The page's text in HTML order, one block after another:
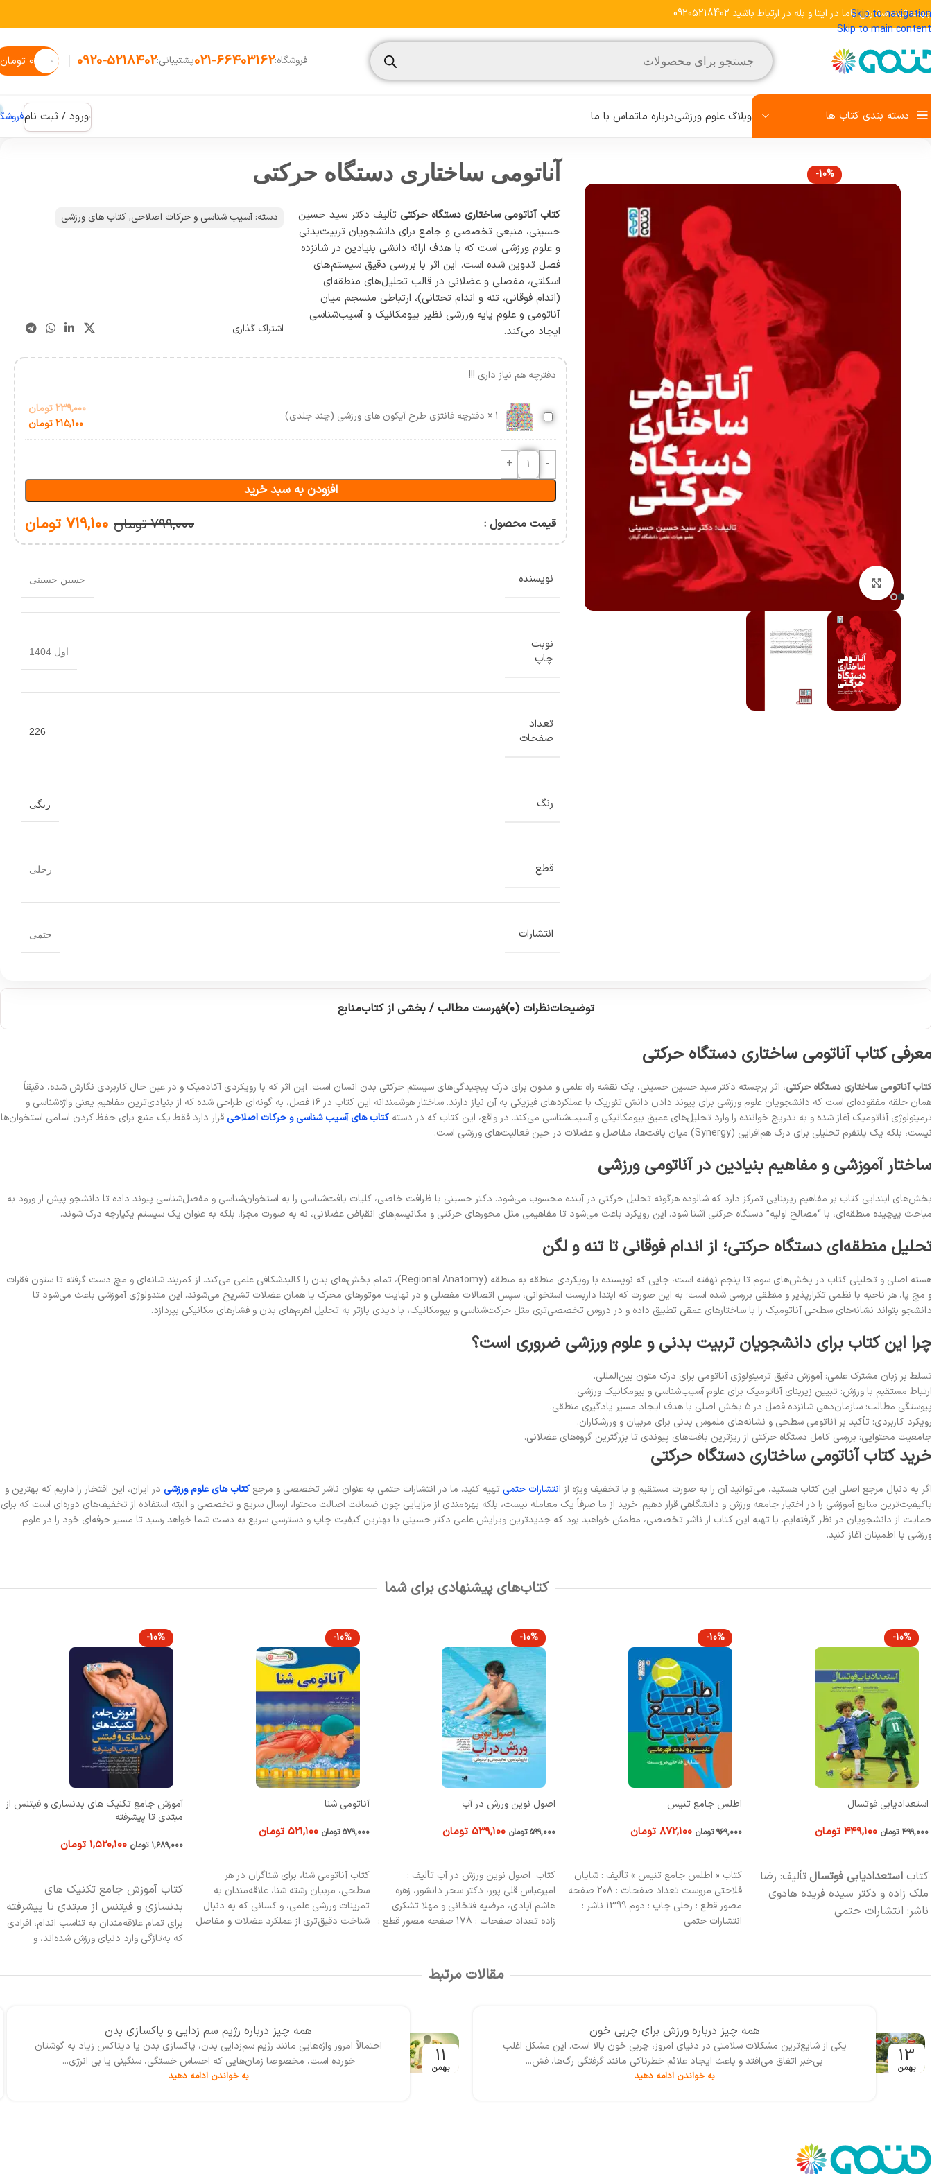
Skip to navigation
Skip to main content
جهت ثبت سفارش باما در ایتا و بله در ارتباط باشید 09205218402
فروشگاه:021-66403162پشتیبانی:0920-5218402 ۰ تومان
دسته بندی کتاب ها
مشاهده تمامی کتاب‌ها
روانشناسی ورزشی
روش تحقیق
زبان تخصصی
آمادگی جسمانی
کنکور تربیت بدنی
آمار سنجش و اندازه گیری
آناتومی و فیزیولوژِی انسان
نسیم
تغذیه ورزشی
مدیریت ورزشی
آسیب شناسی و حرکات اصلاحی
ورزشی
وبلاگ علوم ورزشیدرباره ماتماس با ما ورود / ثبت نام
-10%
برای بزرگنمایی کلیک کنید
آناتومی ساختاری دستگاه حرکتی
کتاب آناتومی ساختاری دستگاه حرکتیتألیف دکتر سید حسین
حسینی، منبعی تخصصی و جامع برای دانشجویان تربیت‌بدنی
و علوم ورزشی است که با هدف ارائه دانشی بنیادین در شانزده
فصل تدوین شده است. این اثر با بررسی دقیق سیستم‌های
اسکلتی، مفصلی و عضلانی در قالب تحلیل‌های منطقه‌ای
(اندام فوقانی، تنه و اندام تحتانی)، ارتباطی منسجم میان
آناتومی و علوم پایه ورزشی نظیر بیومکانیک و آسیب‌شناسی
ایجاد می‌کند.
دسته: آسیب شناسی و حرکات اصلاحی, کتاب های ورزشی
اشتراک گذاری
دفترچه هم نیاز داری !!!
دفترچه
فانتزی
طرح
آیکون
های
جلدی)
1
× دفترچه فانتزی طرح آیکون های ورزشی (چند جلدی)
۲۳۹,۰۰۰تومان
۲۱۵,۱۰۰ تومان
افزودن به سبد خرید
قیمت محصول : ۷۹۹,۰۰۰ تومان ۷۱۹,۱۰۰ تومان
نویسنده حسین حسینی
نوبت
چاپ
اول 1404
تعداد
صفحات
226
رنگ رنگی
قطع رحلی
انتشارات حتمی
توضیحاتنظرات (0) فهرست مطالب / بخشی از کتابمنابع
معرفی کتاب آناتومی ساختاری دستگاه حرکتی
کتاب آناتومی ساختاری دستگاه حرکتی، اثر برجسته دکتر سید حسین حسینی، یک نقشه راه علمی و مدون برای درک پیچیدگی‌های سیستم حرکتی بدن انسان است. این اثر که با رویکردی آکادمیک و در عین حال کاربردی نگارش شده، دقیقاً
همان حلقه‌ مفقوده‌ای است که دانشجویان علوم ورزشی برای پیوند دادن دانش تئوریک با عملکردهای فیزیکی به آن نیاز دارند. ساختار هوشمندانه این کتاب در ۱۶ فصل، به گونه‌ای طراحی شده که از بنیادی‌ترین مفاهیم یعنی واژه‌شناسی و
ترمینولوژی آناتومیک آغاز شده و به تدریج خواننده را وارد تحلیل‌های عمیق بیومکانیکی و آسیب‌شناسی می‌کند. در واقع، این کتاب که در دسته کتاب های آسیب شناسی و حرکات اصلاحی قرار دارد فقط یک منبع برای حفظ کردن اسامی استخوان‌ها
نیست، بلکه یک پلتفرم تحلیلی برای درک هم‌افزایی (Synergy) میان بافت‌ها، مفاصل و عضلات در حین فعالیت‌های ورزشی است.
ساختار آموزشی و مفاهیم بنیادین در آناتومی ورزشی
بخش‌های ابتدایی کتاب بر مفاهیم زیربنایی تمرکز دارد که شالوده هرگونه تحلیل حرکتی در آینده محسوب می‌شود. دکتر حسینی با ظرافت خاصی، کلیات بافت‌شناسی را به استخوان‌شناسی و مفصل‌شناسی پیوند داده تا دانشجو پیش از ورود به
مباحث پیچیده منطقه‌ای، با “مصالح اولیه” دستگاه حرکتی آشنا شود. این رویکرد باعث می‌شود تا مفاهیمی مثل محورهای حرکتی و مکانیسم‌های انقباض عضلانی، نه به صورت مجزا، بلکه به عنوان یک سیستم یکپارچه درک شوند.
تحلیل منطقه‌ای دستگاه حرکتی؛ از اندام فوقانی تا تنه و لگن
هسته اصلی و تحلیلی کتاب در بخش‌های سوم تا پنجم نهفته است، جایی که نویسنده با رویکردی منطقه به منطقه (Regional Anatomy)، تمام بخش‌های بدن را کالبدشکافی علمی می‌کند. از کمربند شانه‌ای و مچ دست گرفته تا ستون فقرات
و مچ پا، هر ناحیه با نظمی تکرارپذیر و منطقی بررسی شده است؛ به این صورت که ابتدا داربست استخوانی، سپس اتصالات مفصلی و در نهایت موتورهای محرک یا همان عضلات تشریح می‌شوند. این متدولوژی آموزشی باعث می‌شود تا
دانشجو بتواند نشانه‌های سطحی آناتومیک را با ساختارهای عمقی تطبیق داده و در دروس تخصصی‌تری مثل حرکت‌شناسی و بیومکانیک، با دیدی بازتر به تحلیل اهرم‌های بدن و فشارهای مکانیکی بپردازد.
چرا این کتاب برای دانشجویان تربیت بدنی و علوم ورزشی ضروری است؟
تسلط بر زبان مشترک علمی: آموزش دقیق ترمینولوژی آناتومی برای درک متون بین‌المللی.
ارتباط مستقیم با ورزش: تبیین زیربنای آناتومیک برای علوم آسیب‌شناسی و بیومکانیک ورزشی.
پیوستگی مطالب: سازمان‌دهی شانزده فصل در ۵ بخش اصلی با هدف ایجاد مسیر یادگیری منطقی.
رویکرد کاربردی: تأکید بر آناتومی سطحی و نشانه‌های ملموس بدنی برای مربیان و ورزشکاران.
جامعیت محتوایی: بررسی کامل دستگاه حرکتی از ریزترین بافت‌های پیوندی تا بزرگترین گروه‌های عضلانی.
خرید کتاب آناتومی ساختاری دستگاه حرکتی
اگر به دنبال مرجع اصلی این کتاب هستید، می‌توانید آن را به صورت مستقیم و با تخفیف ویژه از انتشارات حتمی تهیه کنید. ما در انتشارات حتمی به عنوان ناشر تخصصی و مرجع کتاب‌ های علوم ورزشی در ایران، این افتخار را داریم که بهترین و
باکیفیت‌ترین منابع آموزشی را در اختیار جامعه ورزش و دانشگاهی قرار دهیم. خرید از ما صرفاً یک معامله نیست، بلکه بهره‌مندی از مزایایی چون ضمانت اصالت محتوا، ارسال سریع و تخصصی و البته استفاده از تخفیف‌های دوره‌ای است که برای
حمایت از دانشجویان در نظر گرفته‌ایم. با تهیه این کتاب از ناشر تخصصی، مطمئن خواهید بود که جدیدترین ویرایش علمی دکتر حسینی با بهترین کیفیت چاپ و دسترسی سریع به دست شما خواهد رسید تا مسیر حرفه‌ای خود را در علوم
ورزشی با اطمینان آغاز کنید.
کتاب‌های پیشنهادی برای شما
-10%
اطلس جامع تنیس
۹۶۹,۰۰۰ تومان ۸۷۲,۱۰۰ تومان
کتاب « اطلس جامع تنیس » تألیف : شایان
فلاحتی مروست تعداد صفحات : 208 صفحه
انتشارات حتمی
-10%
اصول نوین ورزش در آب
۵۹۹,۰۰۰ تومان ۵۳۹,۱۰۰ تومان
کتاب اصول نوین ورزش در آب تألیف :
امیرعباس قلی ‏پور، دکتر سحر دانشور، زهره
هاشم ‏آبادی، مرضیه فتخانی و مهلا تشکری‏
-10%
آناتومی شنا
۵۷۹,۰۰۰ تومان ۵۲۱,۱۰۰ تومان
کتاب آناتومی شنا، برای شناگران در هر
سطحی، مربیان رشته شنا، علاقه‌مندان به
تمرینات ورزشی علمی، و کسانی که به دنبال
شناخت دقیق‌تری از عملکرد عضلات و مفاصل
تصویری نقش سیستم اسکلتی-عضلانی در
انواع شنا، به بهبود عملکرد ورزشی و کاهش
-10%
آموزش جامع تکنیک های بدنسازی و فیتنس از
کتاب آموزش جامع تکنیک های
بدنسازی و فیتنس از مبتدی تا پیشرفته
برای تمام علاقه‌مندان به تناسب اندام، افرادی
کامل برای پیشرفت در مسیر فیتنس و
بدنسازی هستید، این کتاب یکی از بهترین
گزینه‌ها برای شما خواهد بود.
-10%
آناتومی و فيزيولوژی انسان هولز جلد 2
افزودن به سبد خرید
تألیف د. شی یر، جی. باتلر، ر.لوئیس و با
ترجمه دکتر خسرو ابراهیم ، دکتر مجید کوزه
چیان و سیده مونا حسینی در278 صفحه
مصور در قطع رحلی ، چاپ هفتم با اصلاحات
مقالات مرتبط
11
بهمن
همه چیز درباره رژیم سم زدایی و پاکسازی بدن
احتمالاً امروز واژه‌‌هایی مانند رژیم سم‌زدایی بدن، پاکسازی بدن یا دیتاکس زیاد به گوشتان
خورده است، مخصوصا زمان‌هایی که احساس خستگی، سنگینی یا بی انرژی...
به خواندن ادامه دهید 08
همه چیز درباره‌ رژیم برای چربی خون
حتما شما هم شنیده‌اید که چربی‌ خون بالا می‌تواند سلامت قلب و عروق را تهدید کند. اما دقیقاً چربی خون
چیست و چرا افزایش آن خطرناک است؟ چگونه می‌تواند با...
به خواندن ادامه دهید